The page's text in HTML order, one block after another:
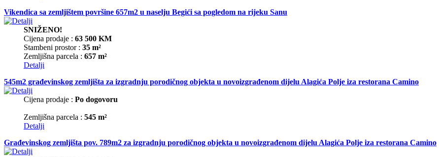
Vikendica sa zemljištem površine 657m2 u naselju Begići sa pogledom na rijeku Sanu
SNIŽENO!
Cijena prodaje : 63 500 KM
Stambeni prostor : 35 m²
Zemljišna parcela : 657 m²
Detalji
545m2 građevinskog zemljišta za izgradnju porodičnog objekta u novoizgrađenom dijelu Alagića Polje iza restorana Camino
Cijena prodaje : Po dogovoru
Zemljišna parcela : 545 m²
Detalji
Građevinskog zemljišta pov. 789m2 za izgradnju porodičnog objekta u novoizgrađenom dijelu Alagića Polje iza restorana Camino